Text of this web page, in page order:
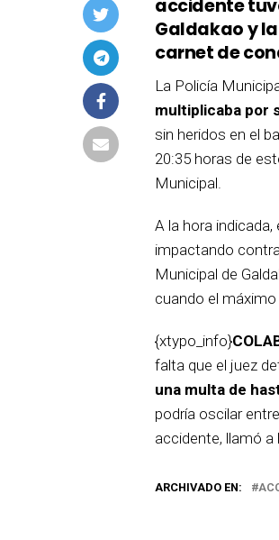
accidente
Galdakao y
carnet de
La Policía
multiplicaba por
sin heridos en el
20:35 horas de
Municipal.
A la hora
impactando
Municipal de
cuando el
{xtypo_info}
falta que el juez
una multa de
podría oscilar
accidente, llamó a
ARCHIVADO EN: